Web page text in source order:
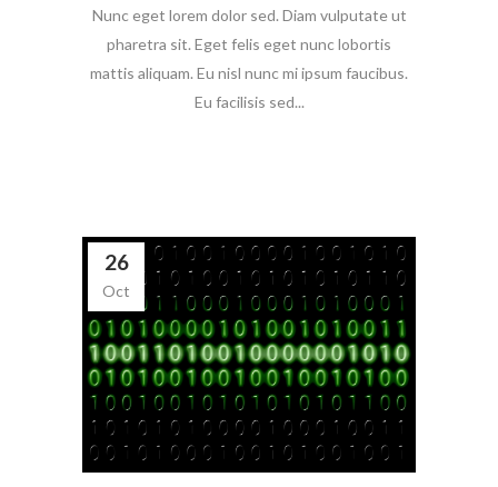
Nunc eget lorem dolor sed. Diam vulputate ut
pharetra sit. Eget felis eget nunc lobortis
mattis aliquam. Eu nisl nunc mi ipsum faucibus.
Eu facilisis sed...
26
Oct